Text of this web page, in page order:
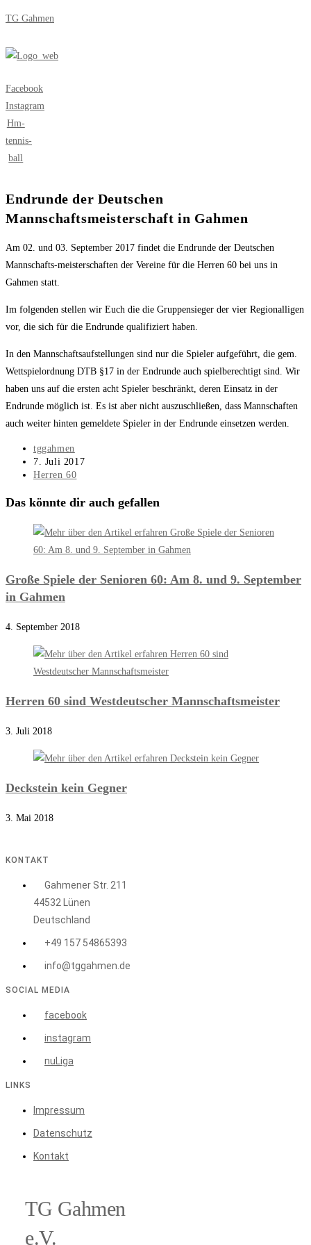
Zum
springen
TG Gahmen
Facebook
Instagram
Hm-
tennis-
ball
Endrunde der Deutschen
Mannschaftsmeisterschaft in Gahmen
Am 02. und 03. September 2017 findet die Endrunde der Deutschen
Mannschafts-meisterschaften der Vereine für die Herren 60 bei uns in
Gahmen statt.
Im folgenden stellen wir Euch die die Gruppensieger der vier Regionalligen
vor, die sich für die Endrunde qualifiziert haben.
In den Mannschaftsaufstellungen sind nur die Spieler aufgeführt, die gem.
Wettspielordnung DTB §17 in der Endrunde auch spielberechtigt sind. Wir
haben uns auf die ersten acht Spieler beschränkt, deren Einsatz in der
Endrunde möglich ist. Es ist aber nicht auszuschließen, dass Mannschaften
auch weiter hinten gemeldete Spieler in der Endrunde einsetzen werden.
Beitrags-
Autor:
tggahmen
Beitrag
veröffentlicht:
7. Juli 2017
Beitrags-
Herren 60
Das könnte dir auch gefallen
Große Spiele der Senioren 60: Am 8. und 9. September
in Gahmen
4. September 2018
Herren 60 sind Westdeutscher Mannschaftsmeister
3. Juli 2018
Deckstein kein Gegner
3. Mai 2018
KONTAKT
Gahmener Str. 211
44532 Lünen
Deutschland
+49 157 54865393
info@tggahmen.de
SOCIAL MEDIA
facebook
instagram
nuLiga
LINKS
Impressum
Datenschutz
Kontakt
TG Gahmen
e.V.